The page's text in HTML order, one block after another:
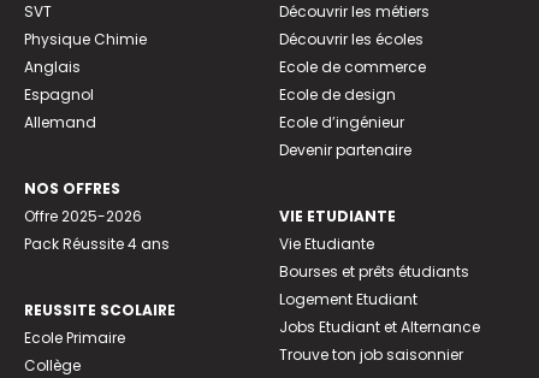
SVT
Physique Chimie
Anglais
Espagnol
Allemand
NOS OFFRES
Offre 2025-2026
Pack Réussite 4 ans
REUSSITE SCOLAIRE
Ecole Primaire
Collège
Découvrir les métiers
Découvrir les écoles
Ecole de commerce
Ecole de design
Ecole d’ingénieur
Devenir partenaire
VIE ETUDIANTE
Vie Etudiante
Bourses et prêts étudiants
Logement Etudiant
Jobs Etudiant et Alternance
Trouve ton job saisonnier